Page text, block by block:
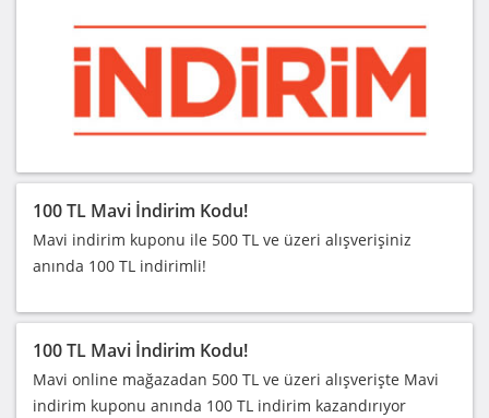
100 TL Mavi İndirim Kodu!
Mavi indirim kuponu ile 500 TL ve üzeri alışverişiniz
anında 100 TL indirimli!
100 TL Mavi İndirim Kodu!
Mavi online mağazadan 500 TL ve üzeri alışverişte Mavi
indirim kuponu anında 100 TL indirim kazandırıyor